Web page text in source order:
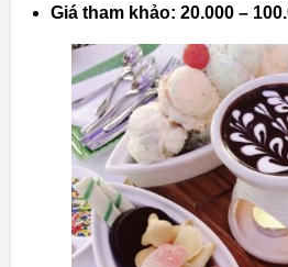
Giá tham khảo: 20.000 –